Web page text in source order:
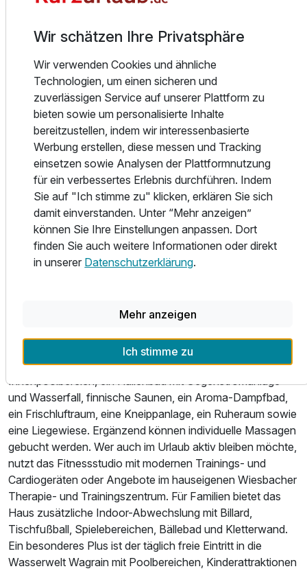
p.P. ab
Suite/n A
2 Erwachsene und 3 Kinder
Ausstattung
Für 4 Tage p.P. ab597,00 €
Suite/n B
2 Erwachsene und 4 Kinder
Essen und Trinken
vielseitigen Frühstücksbuffet, das Ihnen eine gute
Grundlage für Wanderungen, Skitage oder entspannte
Stunden im Hotel bietet. Bei schönem Wetter lässt sich das
Frühstück auch auf der Sonnenterrasse genießen. Am
Abend erwartet Sie eine genussvolle Küche in gemütlichem
Ambiente: In der Salzburger Stub’n stehen regionale
Spezialitäten und à-la-carte-Gerichte im Mittelpunkt,
zubereitet mit bewusst ausgewählten Zutaten aus der
Region. Im Winter ergänzt ein 5-Gang-Wahlmenü im
Rahmen der Halbpension das kulinarische Angebot. Für
entspannte Gespräche nach einem erlebnisreichen Tag
bietet die moderne Hotelbar einen angenehmen Rahmen –
ob für einen Aperitif, ein Glas Wein oder einen ruhigen
des Hotel Alpina Wagrain Raum zum Durchatmen und
Regenerieren. Auf rund 350 m² erwarten Sie ein moderner
Innenpoolbereich, ein Hallenbad mit Gegenstromanlage
und Wasserfall, finnische Saunen, ein Aroma-Dampfbad,
ein Frischluftraum, eine Kneippanlage, ein Ruheraum sowie
eine Liegewiese. Ergänzend können individuelle Massagen
gebucht werden. Wer auch im Urlaub aktiv bleiben möchte,
nutzt das Fitnessstudio mit modernen Trainings- und
Cardiogeräten oder Angebote im hauseigenen Wiesbacher
Therapie- und Trainingszentrum. Für Familien bietet das
Haus zusätzliche Indoor-Abwechslung mit Billard,
Tischfußball, Spielebereichen, Bällebad und Kletterwand.
Ein besonderes Plus ist der täglich freie Eintritt in die
Wasserwelt Wagrain mit Poolbereichen, Kinderattraktionen
Wir schätzen Ihre Privatsphäre
Wir verwenden Cookies und ähnliche
Technologien, um einen sicheren und
zuverlässigen Service auf unserer Plattform zu
bieten sowie um personalisierte Inhalte
bereitzustellen, indem wir interessenbasierte
Werbung erstellen, diese messen und Tracking
einsetzen sowie Analysen der Plattformnutzung
für ein verbessertes Erlebnis durchführen. Indem
Sie auf "Ich stimme zu" klicken, erklären Sie sich
damit einverstanden. Unter “Mehr anzeigen”
können Sie Ihre Einstellungen anpassen. Dort
finden Sie auch weitere Informationen oder direkt
in unserer Datenschutzerklärung.
Mehr anzeigen
Ich stimme zu